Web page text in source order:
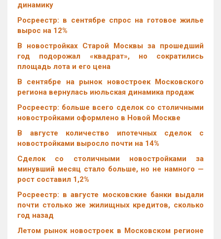
динамику
Росреестр: в сентябре спрос на готовое жилье
вырос на 12%
В новостройках Старой Москвы за прошедший
год подорожал «квадрат», но сократились
площадь лота и его цена
В сентябре на рынок новостроек Московского
региона вернулась июльская динамика продаж
Росреестр: больше всего сделок со столичными
новостройками оформлено в Новой Москве
В августе количество ипотечных сделок с
новостройками выросло почти на 14%
Cделок со столичными новостройками за
минувший месяц стало больше, но не намного —
рост составил 1,2%
Росреестр: в августе московские банки выдали
почти столько же жилищных кредитов, сколько
год назад
Летом рынок новостроек в Московском регионе